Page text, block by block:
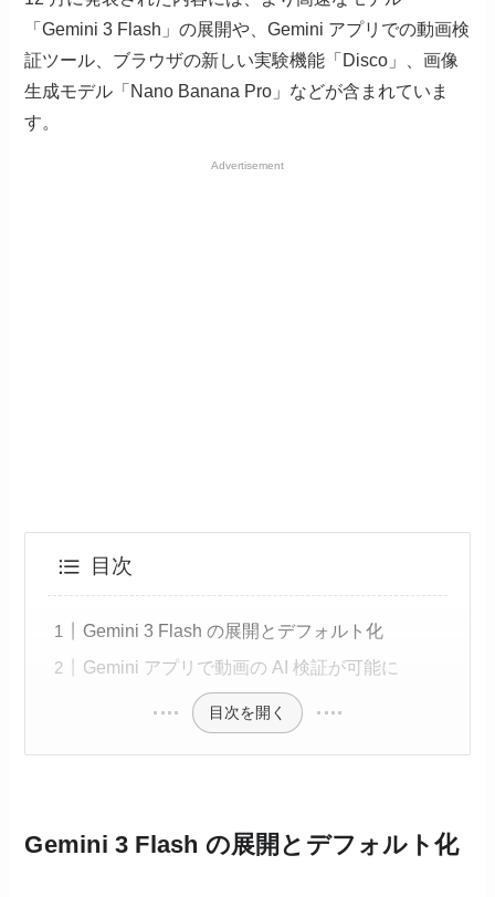
「Gemini 3 Flash」の展開や、Gemini アプリでの動画検
証ツール、ブラウザの新しい実験機能「Disco」、画像
生成モデル「Nano Banana Pro」などが含まれていま
す。
Advertisement
目次
Gemini 3 Flash の展開とデフォルト化
Gemini アプリで動画の AI 検証が可能に
目次を開く
Gemini 3 Flash の展開とデフォルト化